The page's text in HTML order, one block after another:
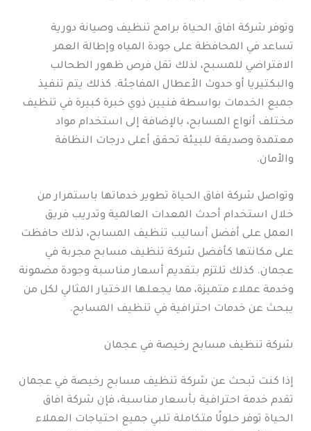
وتوفر شركة افاق الحياة برامج تنظيف وصيانة دورية
تساعد في المحافظة على جودة المياه وإطالة العمر
الافتراضي للمسبح، لذلك تقل فرص ظهور الطحالب
والبكتيريا أو حدوث الأعطال المفاجئة. كذلك يتم تنفيذ
جميع الخدمات بواسطة فنيين ذوي خبرة كبيرة في تنظيف
مختلف أنواع المسابح، بالإضافة إلى استخدام مواد
معتمدة وصديقة للبيئة تحقق أعلى درجات النظافة
والأمان.
وتواصل شركة افاق الحياة تطوير خدماتها باستمرار من
خلال استخدام أحدث المعدات العالمية وتدريب فريق
العمل على أفضل أساليب تنظيف المسابح، لذلك حافظت
على مكانتها كأفضل شركة تنظيف مسابح مجربة في
عجمان. كذلك تلتزم بتقديم أسعار مناسبة وجودة مضمونة
وخدمة عملاء متميزة، مما يجعلها الاختيار المثالي لكل من
يبحث عن خدمات احترافية في تنظيف المسابح.
شركة تنظيف مسابح رخيصة في عجمان
إذا كنت تبحث عن شركة تنظيف مسابح رخيصة في عجمان
تقدم خدمة احترافية بأسعار مناسبة، فإن شركة افاق
الحياة توفر حلولًا متكاملة تلبي جميع احتياجات العملاء